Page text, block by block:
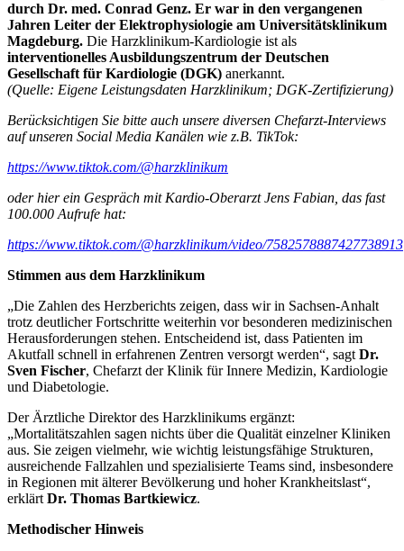
durch Dr. med. Conrad Genz. Er war in den vergangenen
Jahren Leiter der Elektrophysiologie am Universitätsklinikum
Magdeburg. Die Harzklinikum-Kardiologie ist als
interventionelles Ausbildungszentrum der Deutschen
Gesellschaft für Kardiologie (DGK) anerkannt.
(Quelle: Eigene Leistungsdaten Harzklinikum; DGK-Zertifizierung)
Berücksichtigen Sie bitte auch unsere diversen Chefarzt-Interviews
auf unseren Social Media Kanälen wie z.B. TikTok:
https://www.tiktok.com/@harzklinikum
oder hier ein Gespräch mit Kardio-Oberarzt Jens Fabian, das fast
100.000 Aufrufe hat:
https://www.tiktok.com/@harzklinikum/video/7582578887427738913
Stimmen aus dem Harzklinikum
„Die Zahlen des Herzberichts zeigen, dass wir in Sachsen-Anhalt
trotz deutlicher Fortschritte weiterhin vor besonderen medizinischen
Herausforderungen stehen. Entscheidend ist, dass Patienten im
Akutfall schnell in erfahrenen Zentren versorgt werden“, sagtDr.
Sven Fischer, Chefarzt der Klinik für Innere Medizin, Kardiologie
und Diabetologie.
Der Ärztliche Direktor des Harzklinikums ergänzt:
„Mortalitätszahlen sagen nichts über die Qualität einzelner Kliniken
aus. Sie zeigen vielmehr, wie wichtig leistungsfähige Strukturen,
ausreichende Fallzahlen und spezialisierte Teams sind, insbesondere
in Regionen mit älterer Bevölkerung und hoher Krankheitslast“,
erklärtDr. Thomas Bartkiewicz.
Methodischer Hinweis